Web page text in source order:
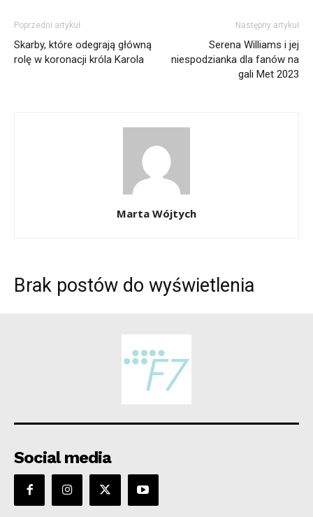
Poprzedni artykuł
Skarby, które odegrają główną
rolę w koronacji króla Karola
Następny artykuł
Serena Williams i jej
niespodzianka dla fanów na
gali Met 2023
Marta Wójtych
Brak postów do wyświetlenia
Social media